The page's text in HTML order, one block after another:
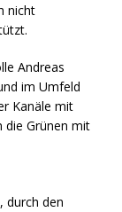
nicht
Andreas
im Umfeld
Kanäle mit
die Grünen mit
durch den